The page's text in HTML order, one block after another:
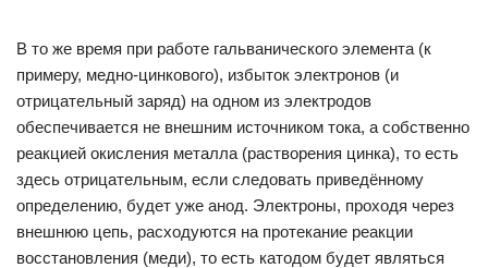
В то же время при работе гальванического элемента (к
примеру, медно-цинкового), избыток электронов (и
отрицательный заряд) на одном из электродов
обеспечивается не внешним источником тока, а собственно
реакцией окисления металла (растворения цинка), то есть
здесь отрицательным, если следовать приведённому
определению, будет уже анод. Электроны, проходя через
внешнюю цепь, расходуются на протекание реакции
восстановления (меди), то есть катодом будет являться